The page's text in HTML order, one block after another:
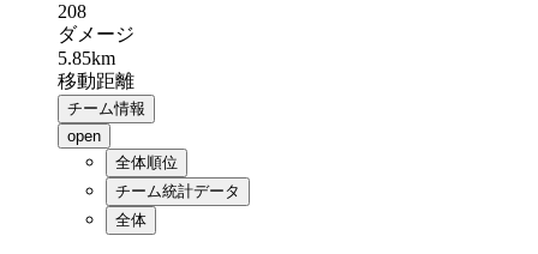
208
ダメージ
5.85km
移動距離
チーム情報
open
全体順位
チーム統計データ
全体